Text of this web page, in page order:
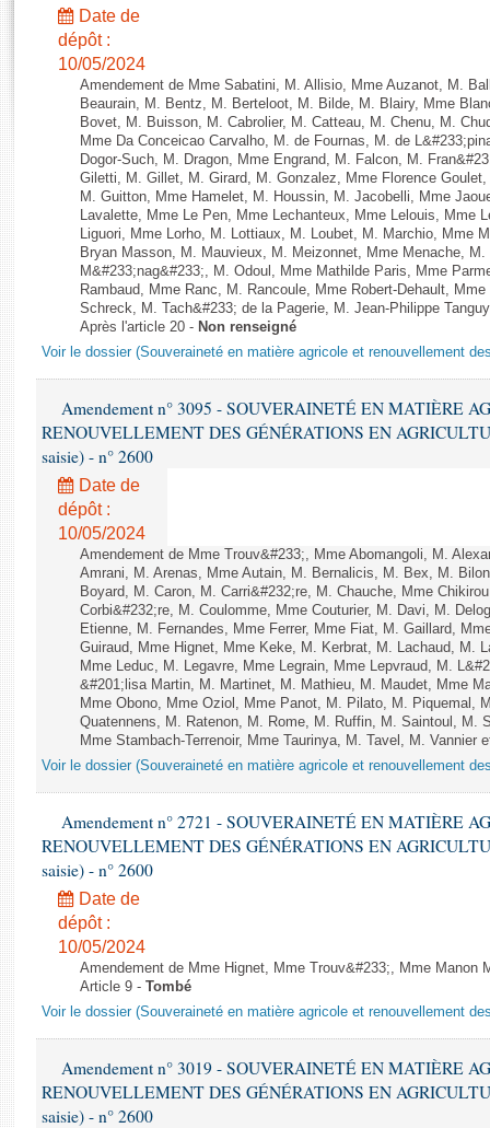
Rapports d'information
Rapports d'enquête
Rapports législatifs
Rapports sur l'application des lois
Baromètre de l’application des lois
Dossiers législatifs
Budget et sécurité sociale
Questions écrites et orales
Comptes rendus des débats
Anciennes législatures
Liens vers les sites publics
Date de
dépôt :
10/05/2024
Amendement de Mme Sabatini, M. Allisio, Mme Auzanot, M.
Beaurain, M. Bentz, M. Berteloot, M. Bilde, M. Blairy, Mme
Bovet, M. Buisson, M. Cabrolier, M. Catteau, M. Chenu, M.
Mme Da Conceicao Carvalho, M. de Fournas, M. de
Dogor-Such, M. Dragon, Mme Engrand, M. Falcon, M.
Giletti, M. Gillet, M. Girard, M. Gonzalez, Mme Florence
M. Guitton, Mme Hamelet, M. Houssin, M. Jacobelli, Mme
Lavalette, Mme Le Pen, Mme Lechanteux, Mme Lelouis, Mme
Liguori, Mme Lorho, M. Lottiaux, M. Loubet, M. Marchio, Mme
Bryan Masson, M. Mauvieux, M. Meizonnet, Mme Menache,
M&#233;nag&#233;, M. Odoul, Mme Mathilde Paris, Mme
Rambaud, Mme Ranc, M. Rancoule, Mme Robert-Dehault,
Schreck, M. Tach&#233; de la Pagerie, M. Jean-Philippe
Après l'article 20 - Non renseigné
Voir le dossier (Souveraineté en matière agricole et renouvellement
Amendement n° 3095 - SOUVERAINETÉ EN MATIÈRE
RENOUVELLEMENT DES GÉNÉRATIONS EN
saisie) - n° 2600
Date de
dépôt :
10/05/2024
Amendement de Mme Trouv&#233;, Mme Abomangoli, M.
Amrani, M. Arenas, Mme Autain, M. Bernalicis, M. Bex, M.
Boyard, M. Caron, M. Carri&#232;re, M. Chauche, Mme
Corbi&#232;re, M. Coulomme, Mme Couturier, M. Davi, M.
Etienne, M. Fernandes, Mme Ferrer, Mme Fiat, M. Gaillard,
Guiraud, Mme Hignet, Mme Keke, M. Kerbrat, M. Lachaud, M.
Mme Leduc, M. Legavre, Mme Legrain, Mme Lepvraud, M.
&#201;lisa Martin, M. Martinet, M. Mathieu, M. Maudet, Mme
Mme Obono, Mme Oziol, Mme Panot, M. Pilato, M. Piquemal,
Quatennens, M. Ratenon, M. Rome, M. Ruffin, M. Saintoul, M.
Mme Stambach-Terrenoir, Mme Taurinya, M. Tavel, M.
Voir le dossier (Souveraineté en matière agricole et renouvellement
Amendement n° 2721 - SOUVERAINETÉ EN MATIÈRE
RENOUVELLEMENT DES GÉNÉRATIONS EN
saisie) - n° 2600
Date de
dépôt :
10/05/2024
Amendement de Mme Hignet, Mme Trouv&#233;, Mme Manon
Article 9 - Tombé
Voir le dossier (Souveraineté en matière agricole et renouvellement
Amendement n° 3019 - SOUVERAINETÉ EN MATIÈRE
RENOUVELLEMENT DES GÉNÉRATIONS EN
saisie) - n° 2600